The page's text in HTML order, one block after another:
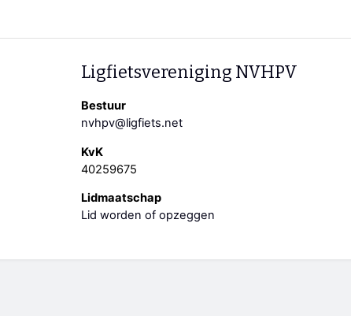
Ligfietsvereniging NVHPV
Bestuur
nvhpv@ligfiets.net
KvK
40259675
Lidmaatschap
Lid worden of opzeggen